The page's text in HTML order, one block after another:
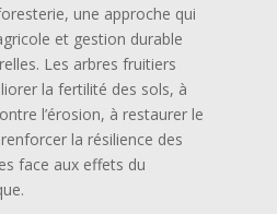
une approche qui
et gestion durable
Les arbres fruitiers
la fertilité des sols, à
l’érosion, à restaurer le
la résilience des
face aux effets du